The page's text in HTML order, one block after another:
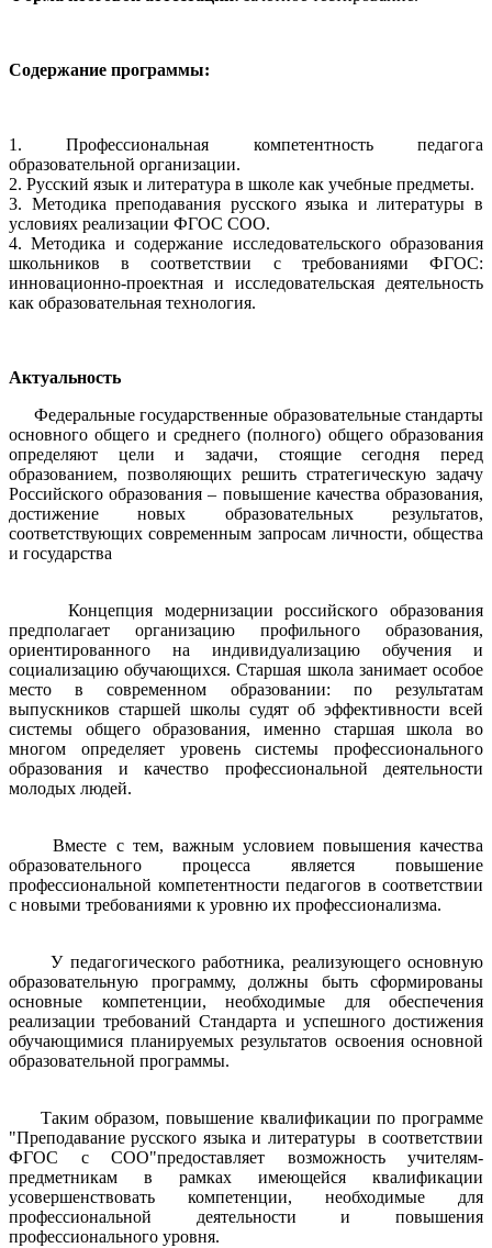
Содержание программы:
1. Профессиональная компетентность педагога
образовательной организации.
2. Русский язык и литература в школе как учебные предметы.
3. Методика преподавания русского языка и литературы в
условиях реализации ФГОС СОО.
4. Методика и содержание исследовательского образования
школьников в соответствии с требованиями ФГОС:
инновационно-проектная и исследовательская деятельность
как образовательная технология.
Актуальность
Федеральные государственные образовательные стандарты
основного общего и среднего (полного) общего образования
определяют цели и задачи, стоящие сегодня перед
образованием, позволяющих решить стратегическую задачу
Российского образования – повышение качества образования,
достижение новых образовательных результатов,
соответствующих современным запросам личности, общества
и государства
Концепция модернизации российского образования
предполагает организацию профильного образования,
ориентированного на индивидуализацию обучения и
социализацию обучающихся. Старшая школа занимает особое
место в современном образовании: по результатам
выпускников старшей школы судят об эффективности всей
системы общего образования, именно старшая школа во
многом определяет уровень системы профессионального
образования и качество профессиональной деятельности
молодых людей.
Вместе с тем, важным условием повышения качества
образовательного процесса является повышение
профессиональной компетентности педагогов в соответствии
с новыми требованиями к уровню их профессионализма.
У педагогического работника, реализующего основную
образовательную программу, должны быть сформированы
основные компетенции, необходимые для обеспечения
реализации требований Стандарта и успешного достижения
обучающимися планируемых результатов освоения основной
образовательной программы.
Таким образом, повышение квалификации по программе
"Преподавание русского языка и литературы в соответствии
ФГОС с СОО"предоставляет возможность учителям-
предметникам в рамках имеющейся квалификации
усовершенствовать компетенции, необходимые для
профессиональной деятельности и повышения
профессионального уровня.